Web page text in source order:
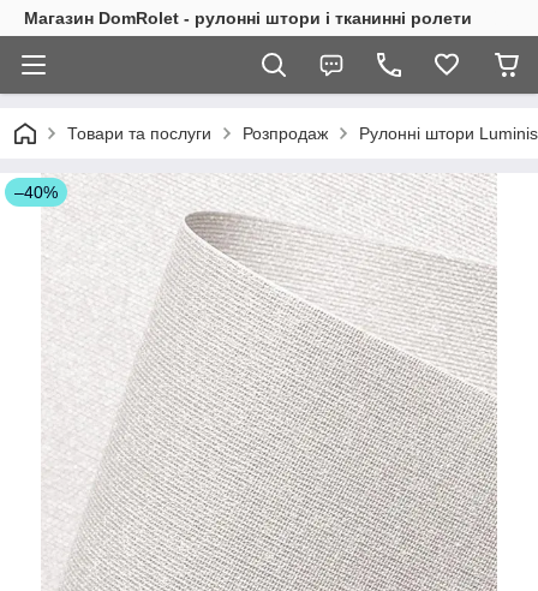
Магазин DomRolet - рулонні штори і тканинні ролети
Товари та послуги Розпродаж Рулонні штори
–40%